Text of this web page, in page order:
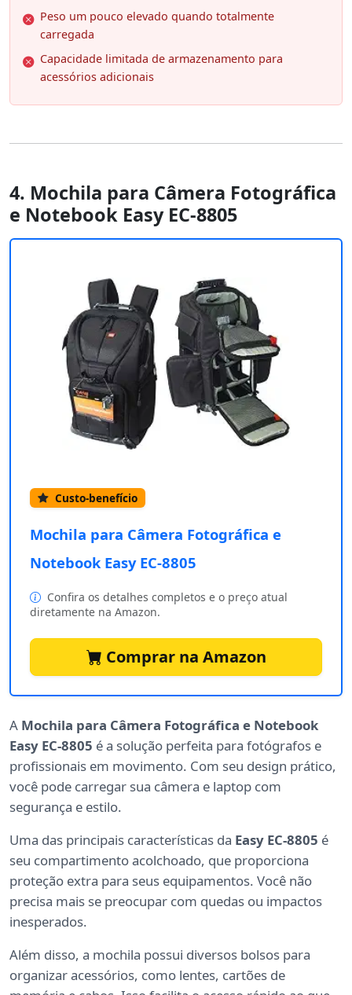
Peso um pouco elevado quando totalmente
carregada
Capacidade limitada de armazenamento para
acessórios adicionais
4. Mochila para Câmera Fotográfica
e Notebook Easy EC-8805
Custo-benefício
Mochila para Câmera Fotográfica e
Notebook Easy EC-8805
Confira os detalhes completos e o preço atual
diretamente na Amazon.
Comprar na Amazon
A Mochila para Câmera Fotográfica e Notebook
Easy EC-8805 é a solução perfeita para fotógrafos e
profissionais em movimento. Com seu design prático,
você pode carregar sua câmera e laptop com
segurança e estilo.
Uma das principais características da Easy EC-8805 é
seu compartimento acolchoado, que proporciona
proteção extra para seus equipamentos. Você não
precisa mais se preocupar com quedas ou impactos
inesperados.
Além disso, a mochila possui diversos bolsos para
organizar acessórios, como lentes, cartões de